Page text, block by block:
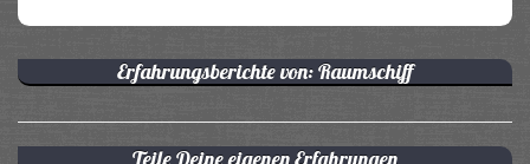
Erfahrungsberichte von: Raumschiff